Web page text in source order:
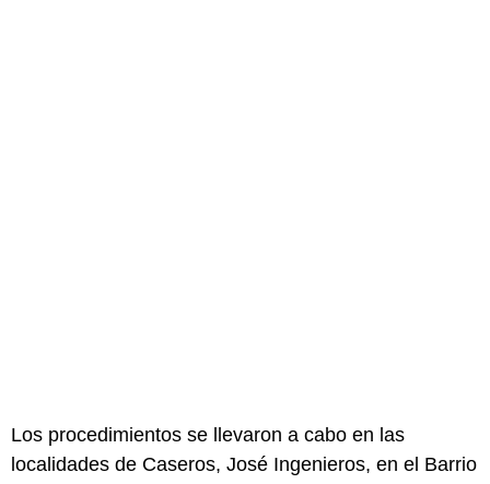
Los procedimientos se llevaron a cabo en las
localidades de Caseros, José Ingenieros, en el Barrio